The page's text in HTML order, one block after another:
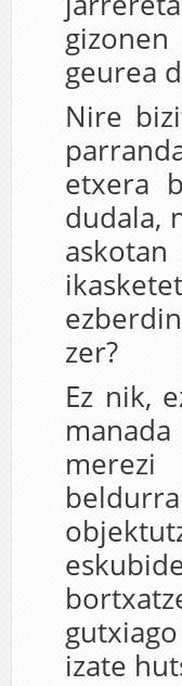
geurea
Nire
etxera
dudala,
zer?
Ez nik,
izate